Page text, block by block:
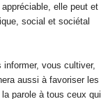
elle peut et
social et sociétal
vous cultiver,
aussi à favoriser les
parole à tous ceux qui